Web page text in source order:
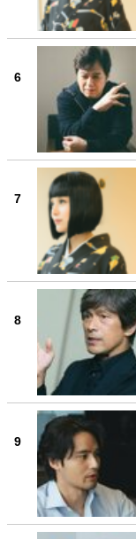
6
7
8
9